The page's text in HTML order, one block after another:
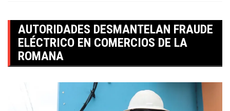
AUTORIDADES DESMANTELAN FRAUDE
ELÉCTRICO EN COMERCIOS DE LA
ROMANA